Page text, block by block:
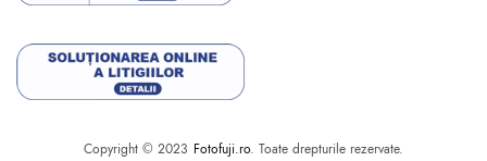
Copyright © 2023 Fotofuji.ro. Toate drepturile rezervate.